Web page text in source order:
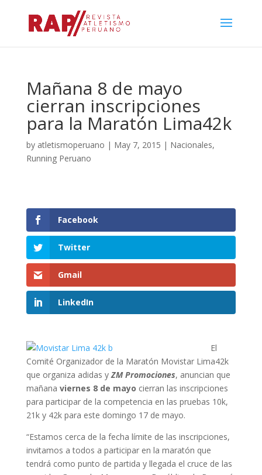
Mañana 8 de mayo
cierran inscripciones
para la Maratón Lima42k
by atletismoperuano | May 7, 2015 | Nacionales,
Running Peruano
Facebook
Twitter
Gmail
LinkedIn
El
Comité Organizador de la Maratón Movistar Lima42k
que organiza adidas yZM Promociones, anuncian que
mañana viernes 8 de mayo cierran las inscripciones
para participar de la competencia en las pruebas 10k,
21k y 42k para este domingo 17 de mayo.
“Estamos cerca de la fecha límite de las inscripciones,
invitamos a todos a participar en la maratón que
tendrá como punto de partida y llegada el cruce de las